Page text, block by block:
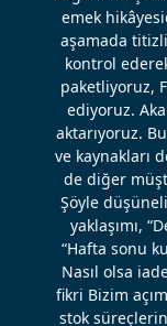
emek
aşamada
kontrol
paketliyoruz,
ediyoruz.
aktarıyoruz.
ve kaynakları
de diğer
Şöyle
yaklaşımı,
“Hafta sonu
Nasıl olsa
fikri Bizim
stok